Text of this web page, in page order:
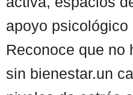
apoyo psicológico
Reconoce que no
sin bienestar.un